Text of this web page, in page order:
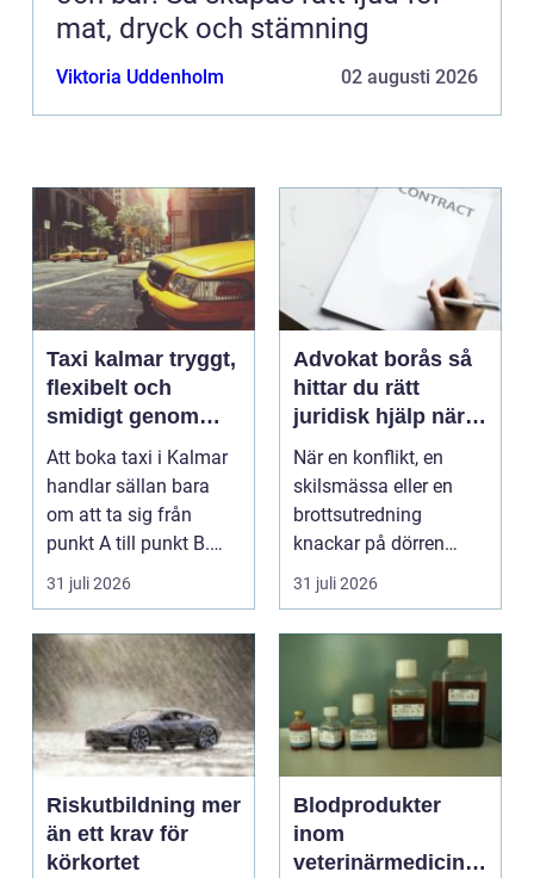
mat, dryck och stämning
Viktoria Uddenholm 02 augusti 2026
Taxi kalmar tryggt,
flexibelt och
smidigt genom
hela resan
Att boka taxi i Kalmar
handlar sällan bara
om att ta sig från
punkt A till punkt B.
För många är res...
31 juli 2026
Advokat borås så
hittar du rätt
juridisk hjälp när
livet krånglar
När en konflikt, en
skilsmässa eller en
brottsutredning
knackar på dörren
förändras vardagen
snabbt....
31 juli 2026
Riskutbildning mer
än ett krav för
körkortet
Blodprodukter
inom
veterinärmedicin